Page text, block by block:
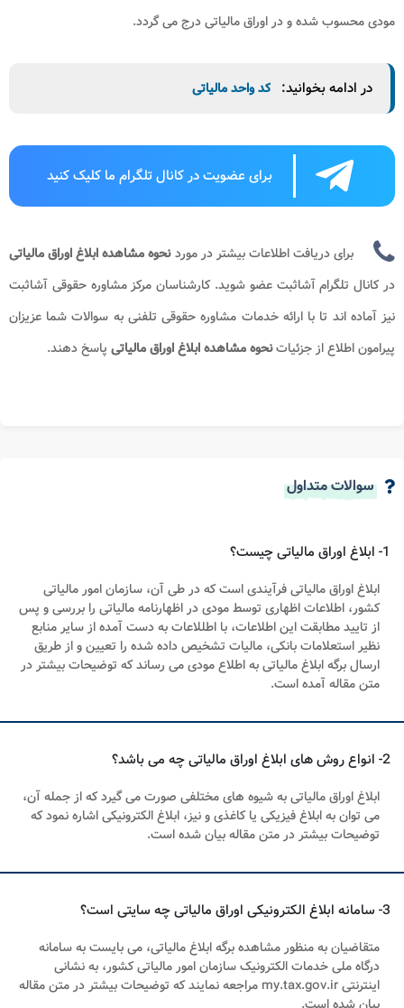
مودی محسوب شده و در اوراق مالیاتی درج می گردد.
در ادامه بخوانید: کد واحد مالیاتی
برای عضویت در کانال تلگرام ما کلیک کنید
برای دریافت اطلاعات بیشتر در موردنحوه مشاهده ابلاغ اوراق مالیاتی
در کانال تلگرام آشاثبت عضو شوید. کارشناسان مرکز مشاوره حقوقی آشاثبت
نیز آماده اند تا با ارائه خدمات مشاوره حقوقی تلفنی به سوالات شما عزیزان
پیرامون اطلاع از جزئیاتنحوه مشاهده ابلاغ اوراق مالیاتی ​​ ​پاسخ دهند.
سوالات متداول
1- ابلاغ اوراق مالیاتی چیست؟
ابلاغ اوراق مالیاتی فرآیندی است که در طی آن، سازمان امور مالیاتی
کشور، اطلاعات اظهاری توسط مودی در اظهارنامه مالیاتی را بررسی و پس
از تایید مطابقت این اطلاعات، با اطللاعات به دست آمده از سایر منابع
نظیر استعلامات بانکی، مالیات تشخیص داده شده را تعیین و از طریق
ارسال برگه ابلاغ مالیاتی به اطلاع مودی می رساند که توضیحات بیشتر در
متن مقاله آمده است.
2- انواع روش های ابلاغ اوراق مالیاتی چه می باشد؟
ابلاغ اوراق مالیاتی به شیوه های مختلفی صورت می گیرد که از جمله آن،
می توان به ابلاغ فیزیکی یا کاغذی و نیز، ابلاغ الکترونیکی اشاره نمود که
توضیحات بیشتر در متن مقاله بیان شده است.
3- سامانه ابلاغ الکترونیکی اوراق مالیاتی چه سایتی است؟
متقاضیان به منظور مشاهده برگه ابلاغ مالیاتی، می بایست به سامانه
درگاه ملی خدمات الکترونیک سازمان امور مالیاتی کشور، به نشانی
اینترنتی my.tax.gov.ir مراجعه نمایند که توضیحات بیشتر در متن مقاله